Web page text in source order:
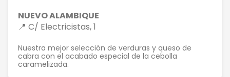
NUEVO ALAMBIQUE
📍 C/ Electricistas, 1
Nuestra mejor selección de verduras y queso de
cabra con el acabado especial de la cebolla
caramelizada.